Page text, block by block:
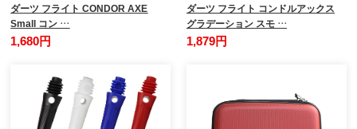
ダーツ フライト CONDOR AXE
Small コン …
1,680円
ダーツ フライト コンドルアックス
グラデーション スモ …
1,879円